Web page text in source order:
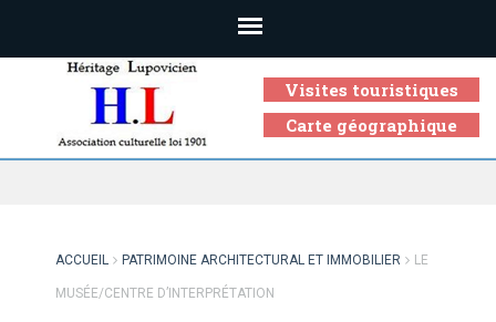
Visites touristiques
Carte géographique
ACCUEIL PATRIMOINE ARCHITECTURAL ET IMMOBILIER LE
MUSÉE/CENTRE D’INTERPRÉTATION